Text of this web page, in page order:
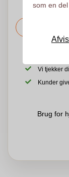
Det er
Vi tjekker
Kunder
Brug for
som en